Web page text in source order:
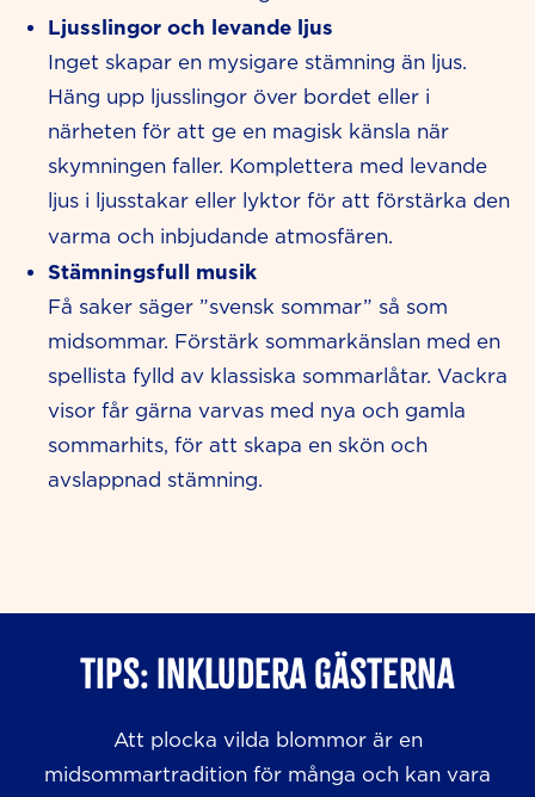
Ljusslingor och levande ljus
Inget skapar en mysigare stämning än ljus.
Häng upp ljusslingor över bordet eller i
närheten för att ge en magisk känsla när
skymningen faller. Komplettera med levande
ljus i ljusstakar eller lyktor för att förstärka den
varma och inbjudande atmosfären.
Stämningsfull musik
Få saker säger ”svensk sommar” så som
midsommar. Förstärk sommarkänslan med en
spellista fylld av klassiska sommarlåtar. Vackra
visor får gärna varvas med nya och gamla
sommarhits, för att skapa en skön och
avslappnad stämning.
TIPS: Inkludera gästerna
Att plocka vilda blommor är en
midsommartradition för många och kan vara